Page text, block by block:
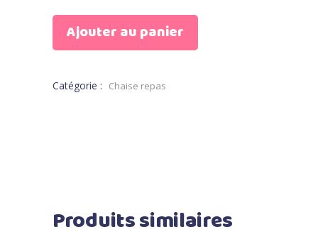
Ajouter au panier
Catégorie : Chaise repas
Produits similaires